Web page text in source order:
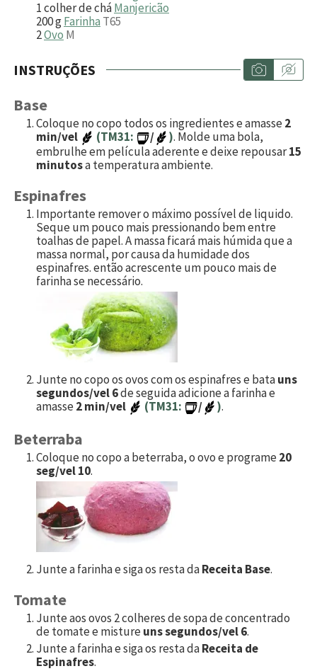
1colher de cháManjericão
200gFarinha T65
2Ovo M
INSTRUÇÕES
Base
Coloque no copo todos os ingredientes e amasse2
min/vel
(TM31: / ). Molde uma bola,
embrulhe em película aderente e deixe repousar15
minutosa temperatura ambiente.
Espinafres
Importante remover o máximo possível de liquido.
Seque um pouco mais pressionando bem entre
toalhas de papel. A massa ficará mais húmida que a
massa normal, por causa da humidade dos
espinafres. então acrescente um pouco mais de
farinha se necessário.
Junte no copo os ovos com os espinafres e batauns
segundos/vel 6de seguida adicione a farinha e
amasse2 min/vel (TM31: / ).
Beterraba
Coloque no copo a beterraba, o ovo e programe20
seg/vel 10.
Junte a farinha e siga os resta daReceita Base.
Tomate
Junte aos ovos 2 colheres de sopa de concentrado
de tomate e mistureuns segundos/vel 6.
Junte a farinha e siga os resta daReceita de
Espinafres.